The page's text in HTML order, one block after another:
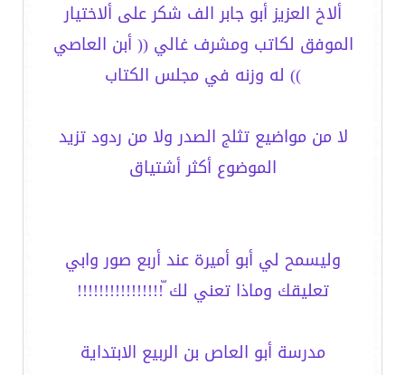
ألاخ العزيز أبو جابر الف شكر على ألاختيار
الموفق لكاتب ومشرف غالي (( أبن العاصي
)) له وزنه في مجلس الكتاب
لا من مواضيع تثلج الصدر ولا من ردود تزيد
الموضوع أكثر أشتياق
وليسمح لي أبو أميرة عند أربع صور وابي
تعليقك وماذا تعني لك ّ!!!!!!!!!!!!!!!!
مدرسة أبو العاص بن الربيع الابتداية